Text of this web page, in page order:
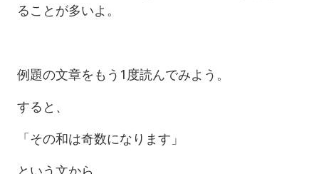
ることが多いよ。
例題の文章をもう1度読んでみよう。
すると、
「その和は奇数になります」
という文から、